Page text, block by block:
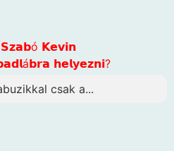
𝗞𝗲𝘃𝗶𝗻
𝗵𝗲𝗹𝘆𝗲𝘇𝗻𝗶?
csak a...